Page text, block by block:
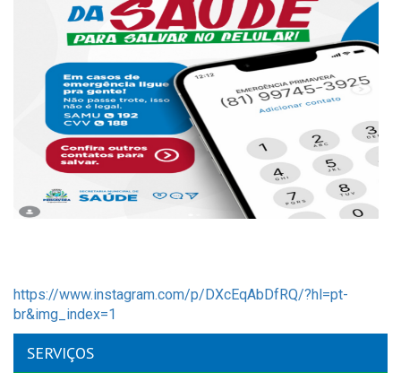
https://www.instagram.com/p/DXcEqAbDfRQ/?hl=pt-
br&img_index=1
SERVIÇOS